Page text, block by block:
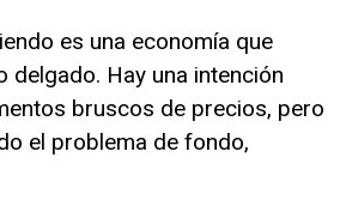
es una economía que
delgado. Hay una intención
bruscos de precios, pero
el problema de fondo,